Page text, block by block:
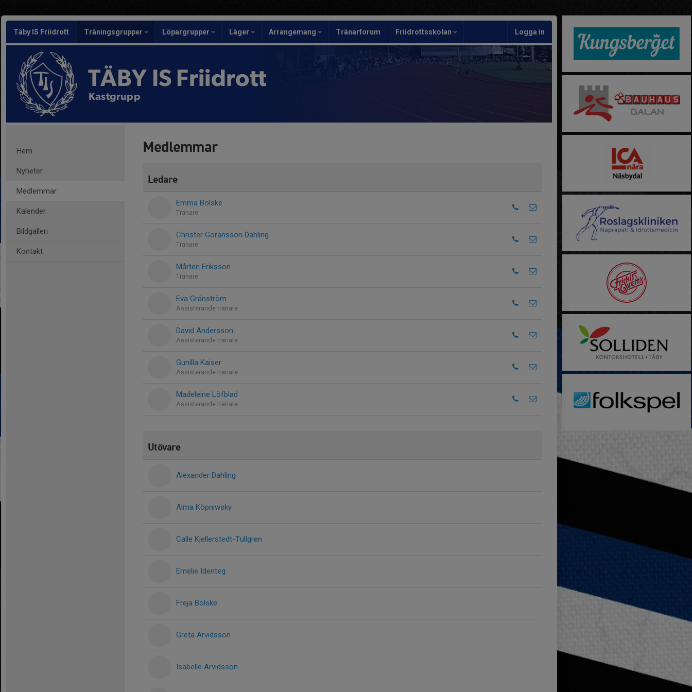
Täby IS Friidrott Träningsgrupper Löpargrupper Läger Arrangemang Tränarforum Friidrottsskolan Logga in
TÄBY IS Friidrott
Kastgrupp
Hem
Nyheter
Medlemmar
Kalender
Bildgalleri
Kontakt
Medlemmar
Ledare
Emma Bölske
Tränare
Christer Göransson Dahling
Tränare
Mårten Eriksson
Tränare
Eva Gränström
Assisterande tränare
David Andersson
Assisterande tränare
Gunilla Kaiser
Assisterande tränare
Madeleine Löfblad
Assisterande tränare
Utövare
Alexander Dahling
Alma Köpniwsky
Calle Kjellerstedt-Tullgren
Emelie Identeg
Freja Bölske
Greta Arvidsson
Isabelle Arvidsson